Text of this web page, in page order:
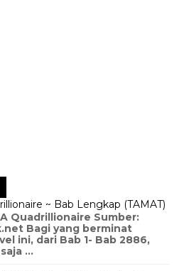
~ Bab Lengkap (TAMAT)
Quadrillionaire Sumber:
Bagi yang berminat
ini, dari Bab 1- Bab 2886,
...